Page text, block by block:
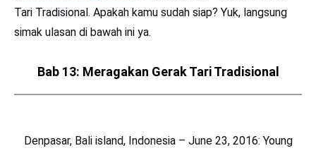
Tari Tradisional. Apakah kamu sudah siap? Yuk, langsung
simak ulasan di bawah ini ya.
Bab 13: Meragakan Gerak Tari Tradisional
Denpasar, Bali island, Indonesia – June 23, 2016: Young